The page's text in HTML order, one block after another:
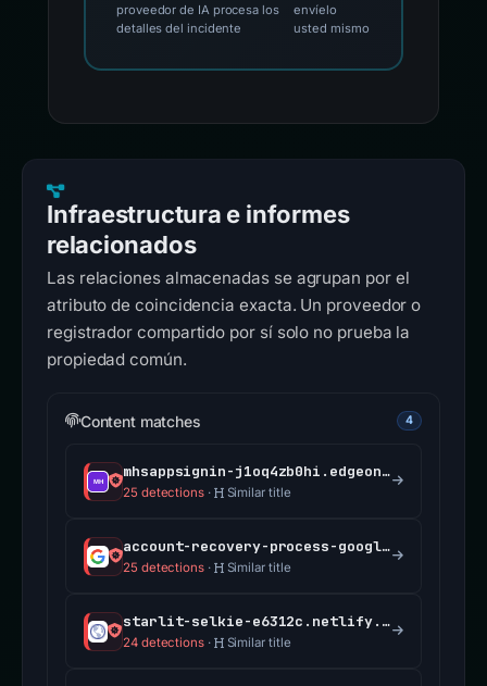
proveedor de IA procesa los
detalles del incidente
envíelo
usted mismo
Infraestructura e informes
relacionados
Las relaciones almacenadas se agrupan por el
atributo de coincidencia exacta. Un proveedor o
registrador compartido por sí solo no prueba la
propiedad común.
Content matches 4
mhsappsignin-j1oq4zb0hi.edgeone.app
25 detections· Similar title
account-recovery-process-google.com
25 detections· Similar title
starlit-selkie-e6312c.netlify.app
24 detections· Similar title